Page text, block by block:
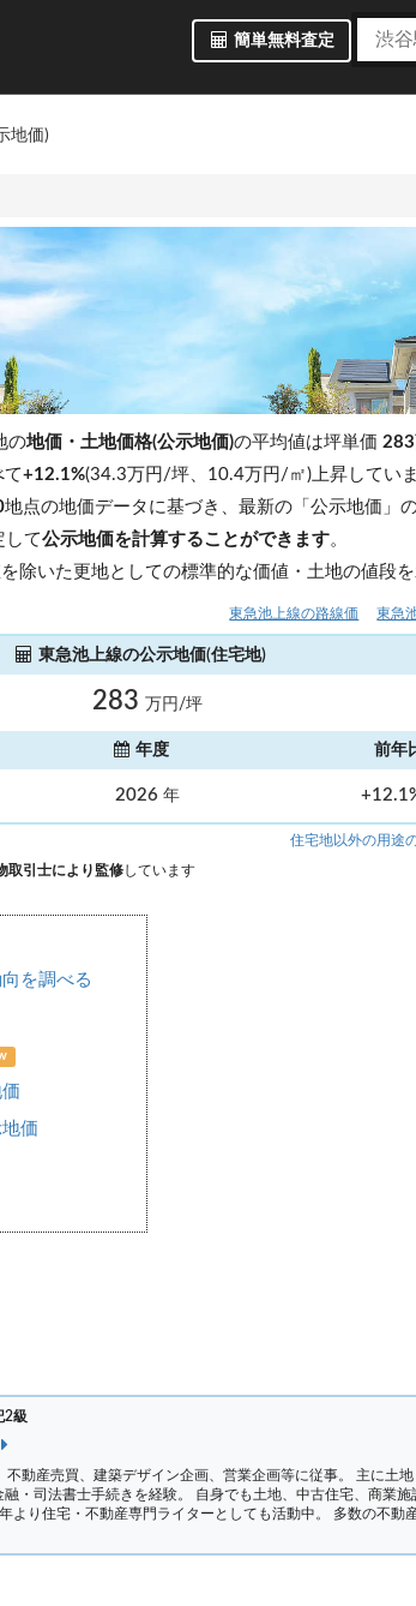
簡単無料査定
地価)
の地価・土地価格(公示地価)の平均値は坪単価283
て+12.1%(34.3万円/坪、10.4万円/㎡)上昇してい
地点の地価データに基づき、最新の「公示地価」
して公示地価を計算することができます。
除いた更地としての標準的な価値・土地の値段
東急池上線の路線価 東急
東急池上線の公示地価(住宅地)
283 万円/坪
年度 前年
2026 年
住宅地以外の用途
取引士により監修しています
を調べる
価
2級
不動産売買、建築デザイン企画、営業企画等に従事。 主に土地
・司法書士手続きを経験。 自身でも土地、中古住宅、商業施
より住宅・不動産専門ライターとしても活動中。 多数の不動